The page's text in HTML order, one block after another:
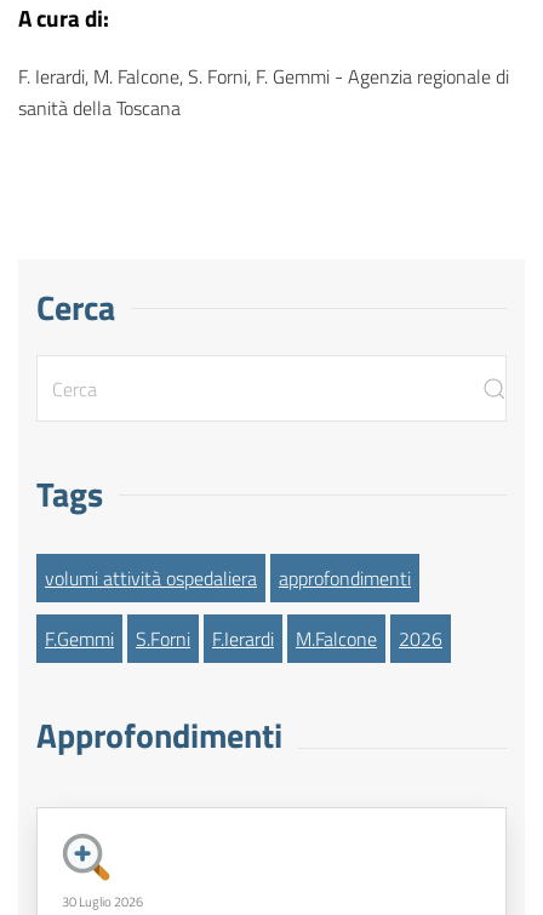
A cura di:
F. Ierardi, M. Falcone, S. Forni, F. Gemmi - Agenzia regionale di
sanità della Toscana
Cerca
Tags
volumi attività ospedaliera approfondimenti
F.Gemmi S.Forni F.Ierardi M.Falcone 2026
Approfondimenti
30 Luglio 2026